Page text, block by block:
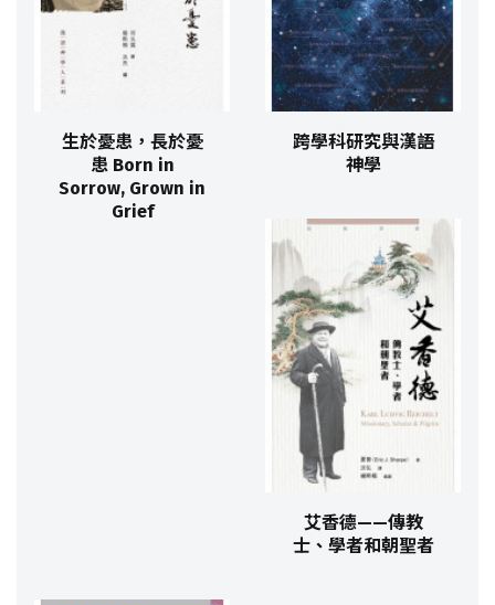
生於憂患，長於憂
患 Born in
Sorrow, Grown in
Grief
跨學科研究與漢語
神學
艾香德——傳教
士、學者和朝聖者